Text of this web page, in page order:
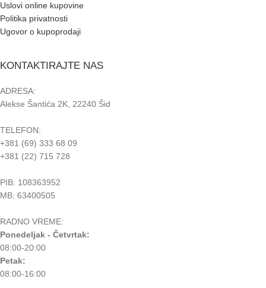
Uslovi online kupovine
Politika privatnosti
Ugovor o kupoprodaji
KONTAKTIRAJTE NAS
ADRESA:
Alekse Šantića 2K, 22240 Šid
TELEFON:
+381 (69) 333 68 09
+381 (22) 715 728
PIB: 108363952
MB: 63400505
RADNO VREME:
Ponedeljak - Četvrtak:
08:00-20:00
Petak:
08:00-16:00